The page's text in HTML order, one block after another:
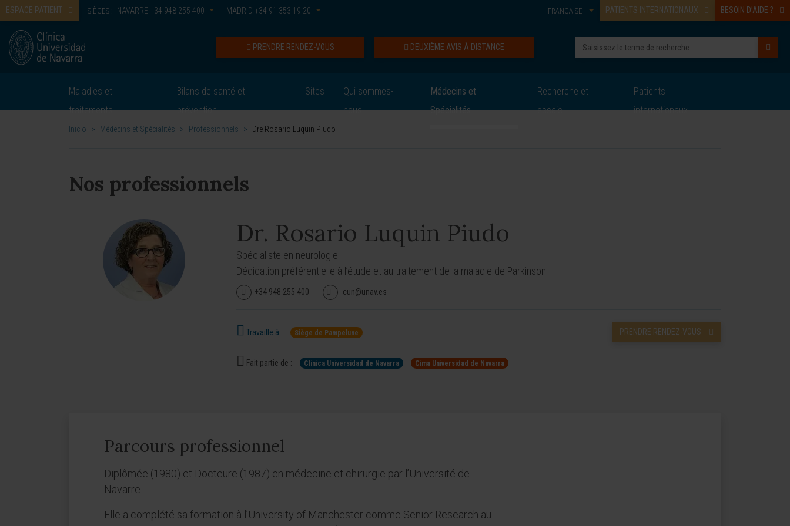
ESPACE PATIENT SIÈGES : NAVARRE +34 948 255 400 MADRID +34 91 353 19 20 PATIENTS INTERNATIONAUX BESOIN D’AIDE ?
FRANÇAISE
DEUXIÈME AVIS À DISTANCE
PRENDRE RENDEZ-VOUS
Maladies et
traitements
Bilans de santé et
prévention
Sites
Qui sommes-
nous
Médecins et
Spécialités
Recherche et
essais
Patients
internationaux
Inicio > Médecins et Spécialités > Professionnels > Dre Rosario Luquin Piudo
Nos professionnels
Dr. Rosario Luquin Piudo
Spécialiste en neurologie
Dédication préférentielle à l’étude et au traitement de la maladie de Parkinson.
+34 948 255 400 cun@unav.es
Travaille à : Siège de Pampelune PRENDRE RENDEZ-VOUS
Fait partie de : Clínica Universidad de Navarra Cima Universidad de Navarra
Parcours professionnel
Diplômée (1980) et Docteure (1987) en médecine et chirurgie par l’Université de
Navarre.
Elle a complété sa formation à l’University of Manchester comme Senior Research au